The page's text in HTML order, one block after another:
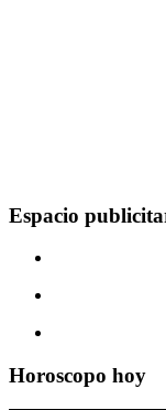
Espacio
Horoscopo hoy